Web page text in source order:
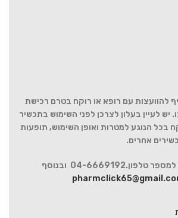
להוועצות עם רופא או רוקח בטרם רכישת
יש לעיין בעלון לצרכן לפני השימוש בתכשיר
בכל הנוגע למטרות ואופן השימוש, תופעות
אחרים.
להתייעצות עם רוקח פנה למספר טלפון.04-6669192 ובנוסף